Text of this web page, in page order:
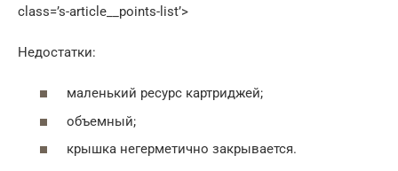
class=’s-article__points-list’>
Недостатки:
маленький ресурс картриджей;
объемный;
крышка негерметично закрывается.